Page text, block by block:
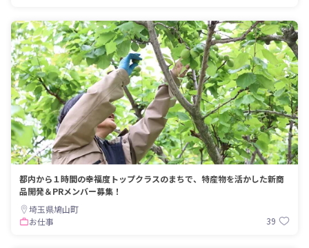
都内から１時間の幸福度トップクラスのまちで、特産物を活かした新商
品開発＆PRメンバー募集！
埼玉県鳩山町
お仕事
39